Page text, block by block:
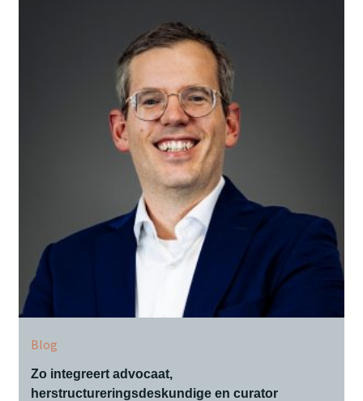
Blog
Zo integreert advocaat,
herstructureringsdeskundige en curator